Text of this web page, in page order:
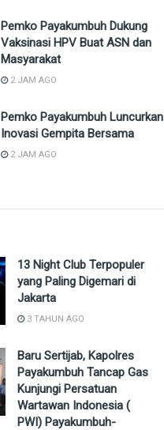
Pemko Payakumbuh Dukung
Vaksinasi HPV Buat ASN dan
Masyarakat
2 JAM AGO
Pemko Payakumbuh Luncurkan
Inovasi Gempita Bersama
2 JAM AGO
13 Night Club Terpopuler
yang Paling Digemari di
Jakarta
3 TAHUN AGO
Baru Sertijab, Kapolres
Payakumbuh Tancap Gas
Kunjungi Persatuan
Wartawan Indonesia (
PWI) Payakumbuh-